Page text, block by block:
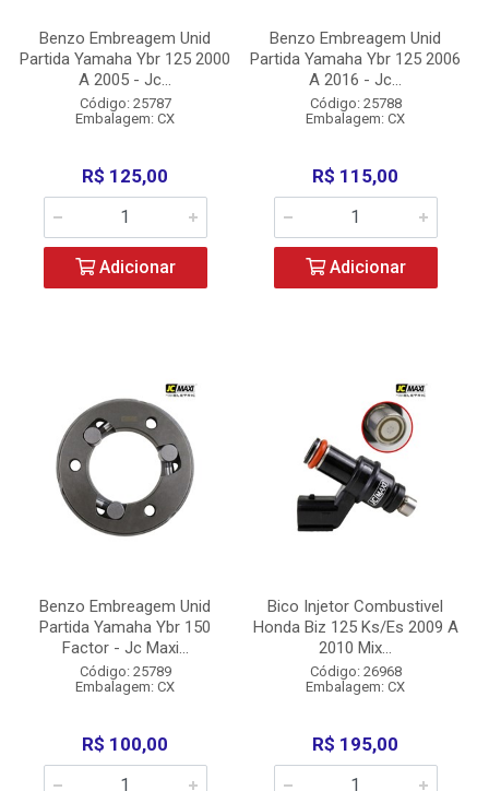
Benzo Embreagem Unid
Partida Yamaha Ybr 125 2000
A 2005 - Jc...
Código: 25787
Embalagem: CX
R$ 125,00
Adicionar
Benzo Embreagem Unid
Partida Yamaha Ybr 125 2006
A 2016 - Jc...
Código: 25788
Embalagem: CX
R$ 115,00
Adicionar
Benzo Embreagem Unid
Partida Yamaha Ybr 150
Factor - Jc Maxi...
Código: 25789
Embalagem: CX
R$ 100,00
Bico Injetor Combustivel
Honda Biz 125 Ks/Es 2009 A
2010 Mix...
Código: 26968
Embalagem: CX
R$ 195,00